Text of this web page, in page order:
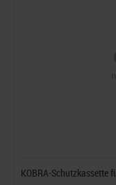
KOBRA-Schutzkassette